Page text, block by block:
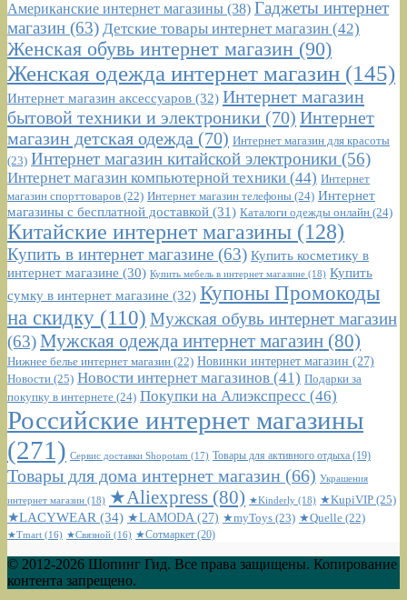
Американские интернет магазины (38) Гаджеты интернет
магазин (63) Детские товары интернет магазин (42)
Женская обувь интернет магазин (90)
Женская одежда интернет магазин (145)
Интернет магазин аксессуаров (32) Интернет магазин
бытовой техники и электроники (70) Интернет
магазин детская одежда (70) Интернет магазин для красоты
(23) Интернет магазин китайской электроники (56)
Интернет магазин компьютерной техники (44) Интернет
магазин спорттоваров (22) Интернет магазин телефоны (24) Интернет
магазины с бесплатной доставкой (31) Каталоги одежды онлайн (24)
Китайские интернет магазины (128)
Купить в интернет магазине (63) Купить косметику в
интернет магазине (30) Купить мебель в интернет магазине (18) Купить
сумку в интернет магазине (32) Купоны Промокоды
на скидку (110) Мужская обувь интернет магазин
(63)Мужская одежда интернет магазин (80)
Нижнее белье интернет магазин (22) Новинки интернет магазин (27)
Новости (25) Новости интернет магазинов (41) Подарки за
покупку в интернете (24) Покупки на Алиэкспресс (46)
Российские интернет магазины
(271) Сервис доставки Shopotam (17) Товары для активного отдыха (19)
Товары для дома интернет магазин (66) Украшения
интернет магазин (18) ★Aliexpress (80) ★Kinderly (18) ★KupiVIP (25)
★LACYWEAR (34) ★LAMODA(27) ★myToys (23) ★Quelle (22)
★Tmart (16) ★Связной (16) ★Сотмаркет (20)
© 2012-2026 Шопинг Гид. Все права защищены. Копирование
контента запрещено.